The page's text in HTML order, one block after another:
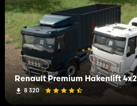
Renault Premium Hakenlift 4x2
8 320